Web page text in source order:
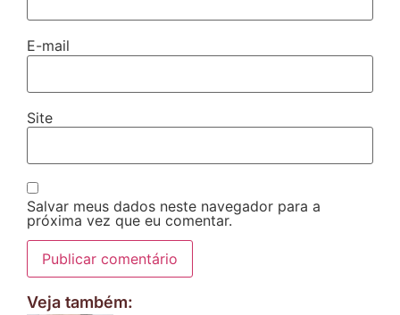
E-mail
Site
Salvar meus dados neste navegador para a
próxima vez que eu comentar.
Veja também: